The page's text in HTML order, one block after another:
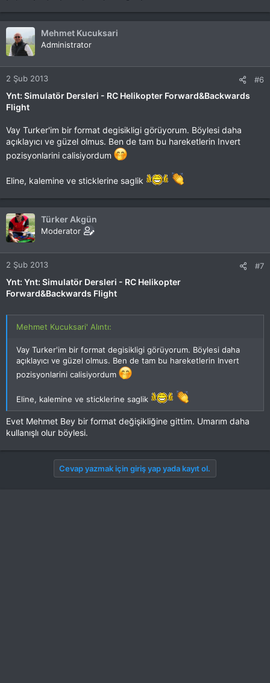
Mehmet Kucuksari
Administrator
2 Şub 2013 #6
Ynt: Simulatör Dersleri - RC Helikopter Forward&Backwards
Flight
Vay Turker'im bir format degisikligi görüyorum. Böylesi daha
açıklayıcı ve güzel olmus. Ben de tam bu hareketlerin Invert
pozisyonlarini calisiyordum
Eline, kalemine ve sticklerine saglik
Türker Akgün
Moderator
2 Şub 2013 #7
Ynt: Ynt: Simulatör Dersleri - RC Helikopter
Forward&Backwards Flight
Mehmet Kucuksari' Alıntı:
Vay Turker'im bir format degisikligi görüyorum. Böylesi daha
açıklayıcı ve güzel olmus. Ben de tam bu hareketlerin Invert
pozisyonlarini calisiyordum
Eline, kalemine ve sticklerine saglik
Evet Mehmet Bey bir format değişikliğine gittim. Umarım daha
kullanışlı olur böylesi.
Cevap yazmak için giriş yap yada kayıt ol.